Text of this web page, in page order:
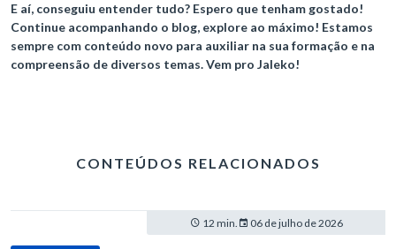
E aí, conseguiu entender tudo? Espero que tenham gostado!
Continue acompanhando o blog, explore ao máximo! Estamos
sempre com conteúdo novo para auxiliar na sua formação e na
compreensão de diversos temas. Vem pro Jaleko!
CONTEÚDOS RELACIONADOS
12 min. 06 de julho de 2026